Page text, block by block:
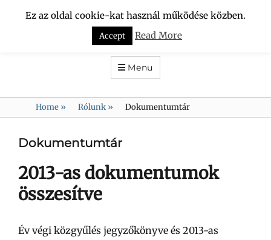
VÍZCSÖPPEK
DUNA-RÉGIÓ KULTURÁLIS TURISZTIKAI és HAGYOMÁNYŐRZŐ
SZÖVETSÉG
Menu
Home » Rólunk » Dokumentumtár
Dokumentumtár
2013-as dokumentumok
összesítve
Év végi közgyűlés jegyzőkönyve és 2013-as
Ez az oldal cookie-kat használ működése közben.
Accept Read More